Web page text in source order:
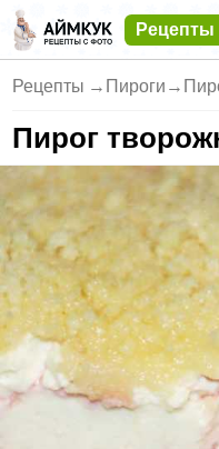
Рецепты
Рецепты → Пироги →
Пирог